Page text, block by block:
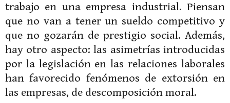
trabajo en una empresa industrial. Piensan
que no van a tener un sueldo competitivo y
que no gozarán de prestigio social. Además,
hay otro aspecto: las asimetrías introducidas
por la legislación en las relaciones laborales
han favorecido fenómenos de extorsión en
las empresas, de descomposición moral.